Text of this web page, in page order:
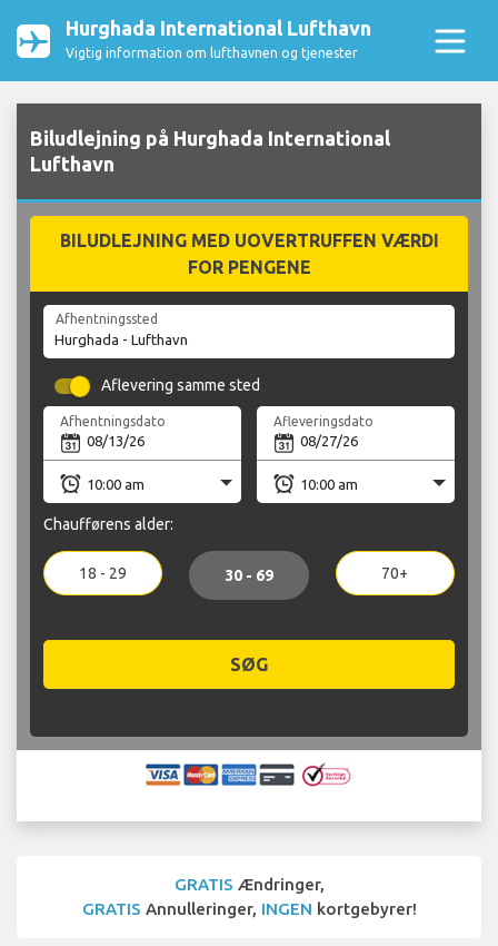
Hurghada International Lufthavn
Vigtig information om lufthavnen og tjenester
Biludlejning på Hurghada International
Lufthavn
BILUDLEJNING MED UOVERTRUFFEN VÆRDI
FOR PENGENE
Afhentningssted
Aflevering samme sted
Afhentningsdato Afleveringsdato
Chaufførens alder:
18 - 29 30 - 69 70+
SØG
GRATIS Ændringer,
GRATIS Annulleringer, INGEN kortgebyrer!